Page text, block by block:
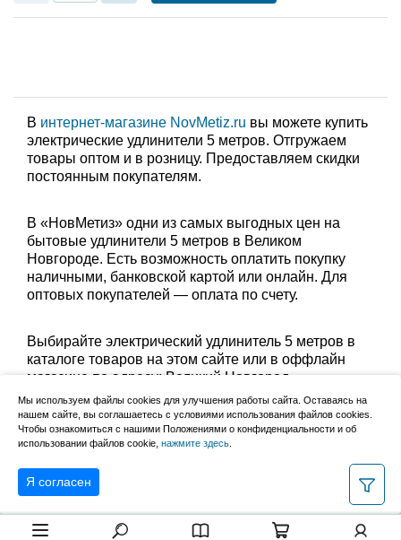
В интернет-магазине NovMetiz.ru вы можете купить
электрические удлинители 5 метров. Отгружаем
товары оптом и в розницу. Предоставляем скидки
постоянным покупателям.
В «НовМетиз» одни из самых выгодных цен на
бытовые удлинители 5 метров в Великом
Новгороде. Есть возможность оплатить покупку
наличными, банковской картой или онлайн. Для
оптовых покупателей — оплата по счету.
Выбирайте электрический удлинитель 5 метров в
каталоге товаров на этом сайте или в оффлайн
магазине по адресу: Великий Новгород,
Сырковское шоссе, 8а (по будням с 9:00 до 17:00, в
субботу с 9:00 до 13:00). Забрать заказ можно
лично в пункте выдачи или оформить доставку до
дома.
Мы используем файлы cookies для улучшения работы сайта. Оставаясь на
нашем сайте, вы соглашаетесь с условиями использования файлов cookies.
Чтобы ознакомиться с нашими Положениями о конфиденциальности и об
использовании файлов cookie, нажмите здесь
Я согласен